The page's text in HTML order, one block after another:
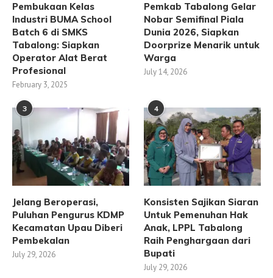
Pembukaan Kelas
Industri BUMA School
Batch 6 di SMKS
Tabalong: Siapkan
Operator Alat Berat
Profesional
February 3, 2025
Pemkab Tabalong Gelar
Nobar Semifinal Piala
Dunia 2026, Siapkan
Doorprize Menarik untuk
Warga
July 14, 2026
3
Jelang Beroperasi,
Puluhan Pengurus KDMP
Kecamatan Upau Diberi
Pembekalan
July 29, 2026
4
Konsisten Sajikan Siaran
Untuk Pemenuhan Hak
Anak, LPPL Tabalong
Raih Penghargaan dari
Bupati
July 29, 2026